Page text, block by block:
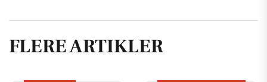
FLERE ARTIKLER